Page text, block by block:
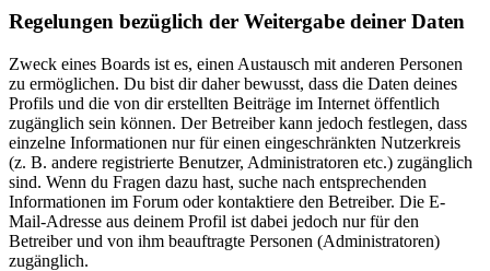
Regelungen bezüglich der Weitergabe deiner Daten
Zweck eines Boards ist es, einen Austausch mit anderen Personen
zu ermöglichen. Du bist dir daher bewusst, dass die Daten deines
Profils und die von dir erstellten Beiträge im Internet öffentlich
zugänglich sein können. Der Betreiber kann jedoch festlegen, dass
einzelne Informationen nur für einen eingeschränkten Nutzerkreis
(z. B. andere registrierte Benutzer, Administratoren etc.) zugänglich
sind. Wenn du Fragen dazu hast, suche nach entsprechenden
Informationen im Forum oder kontaktiere den Betreiber. Die E-
Mail-Adresse aus deinem Profil ist dabei jedoch nur für den
Betreiber und von ihm beauftragte Personen (Administratoren)
zugänglich.